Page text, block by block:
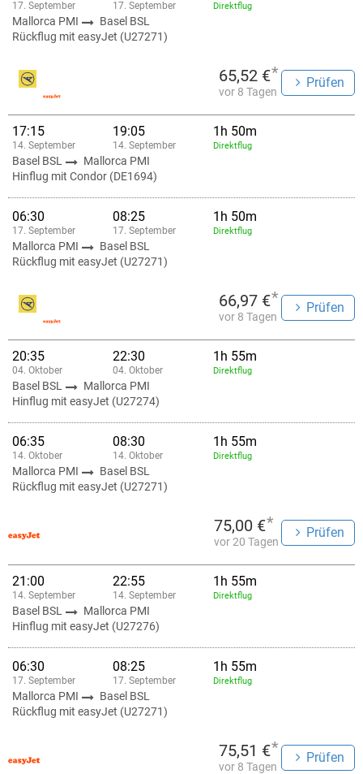
17. September 17. September Direktflug
Mallorca PMI
Basel BSL
Rückflug mit easyJet (U27271)
65,52 €*
vor 8 Tagen
Prüfen
17:15
14. September
19:05
14. September
1h 50m
Direktflug
Basel BSL
Mallorca PMI
Hinflug mit Condor (DE1694)
06:30
17. September
08:25
17. September
1h 50m
Direktflug
Mallorca PMI
Basel BSL
Rückflug mit easyJet (U27271)
66,97 €*
vor 8 Tagen
Prüfen
20:35
04. Oktober
22:30
04. Oktober
1h 55m
Direktflug
Basel BSL
Mallorca PMI
Hinflug mit easyJet (U27274)
06:35
14. Oktober
08:30
14. Oktober
1h 55m
Direktflug
Mallorca PMI
Basel BSL
Rückflug mit easyJet (U27271)
75,00 €*
vor 20 Tagen
Prüfen
21:00
14. September
22:55
14. September
1h 55m
Direktflug
Basel BSL
Mallorca PMI
Hinflug mit easyJet (U27276)
06:30
17. September
08:25
17. September
1h 55m
Direktflug
Mallorca PMI
Basel BSL
Rückflug mit easyJet (U27271)
75,51 €*
vor 8 Tagen
Prüfen